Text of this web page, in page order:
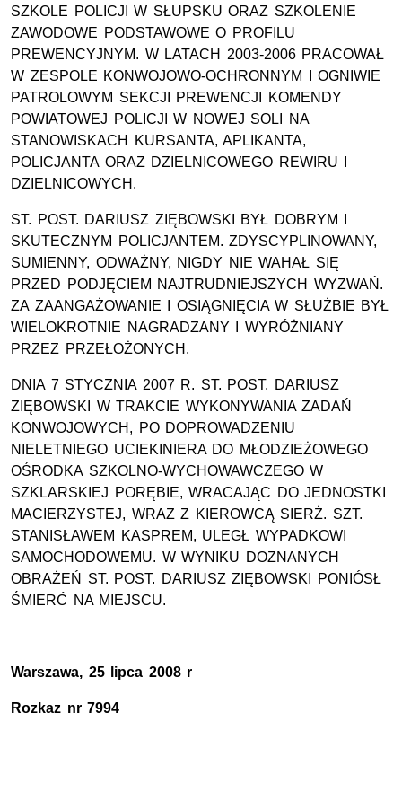
SZKOLE POLICJI W SŁUPSKU ORAZ SZKOLENIE
ZAWODOWE PODSTAWOWE O PROFILU
PREWENCYJNYM. W LATACH 2003-2006 PRACOWAŁ
W ZESPOLE KONWOJOWO-OCHRONNYM I OGNIWIE
PATROLOWYM SEKCJI PREWENCJI KOMENDY
POWIATOWEJ POLICJI W NOWEJ SOLI NA
STANOWISKACH KURSANTA, APLIKANTA,
POLICJANTA ORAZ DZIELNICOWEGO REWIRU I
DZIELNICOWYCH.
ST. POST. DARIUSZ ZIĘBOWSKI BYŁ DOBRYM I
SKUTECZNYM POLICJANTEM. ZDYSCYPLINOWANY,
SUMIENNY, ODWAŻNY, NIGDY NIE WAHAŁ SIĘ
PRZED PODJĘCIEM NAJTRUDNIEJSZYCH WYZWAŃ.
ZA ZAANGAŻOWANIE I OSIĄGNIĘCIA W SŁUŻBIE BYŁ
WIELOKROTNIE NAGRADZANY I WYRÓŻNIANY
PRZEZ PRZEŁOŻONYCH.
DNIA 7 STYCZNIA 2007 R. ST. POST. DARIUSZ
ZIĘBOWSKI W TRAKCIE WYKONYWANIA ZADAŃ
KONWOJOWYCH, PO DOPROWADZENIU
NIELETNIEGO UCIEKINIERA DO MŁODZIEŻOWEGO
OŚRODKA SZKOLNO-WYCHOWAWCZEGO W
SZKLARSKIEJ PORĘBIE, WRACAJĄC DO JEDNOSTKI
MACIERZYSTEJ, WRAZ Z KIEROWCĄ SIERŻ. SZT.
STANISŁAWEM KASPREM, ULEGŁ WYPADKOWI
SAMOCHODOWEMU. W WYNIKU DOZNANYCH
OBRAŻEŃ ST. POST. DARIUSZ ZIĘBOWSKI PONIÓSŁ
ŚMIERĆ NA MIEJSCU.
Warszawa, 25 lipca 2008 r
Rozkaz nr 7994